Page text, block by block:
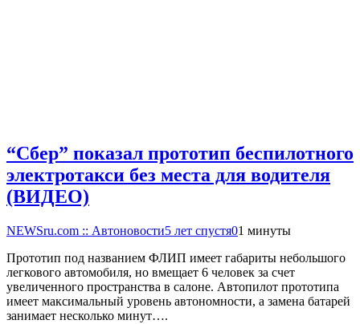
“Сбер” показал прототип беспилотного
электротакси без места для водителя
(ВИДЕО)
NEWSru.com :: Автоновости5 лет спустя01 минуты
Прототип под названием ФЛИП имеет габариты небольшого
легкового автомобиля, но вмещает 6 человек за счет
увеличенного пространства в салоне. Автопилот прототипа
имеет максимальный уровень автономности, а замена батарей
занимает несколько минут….